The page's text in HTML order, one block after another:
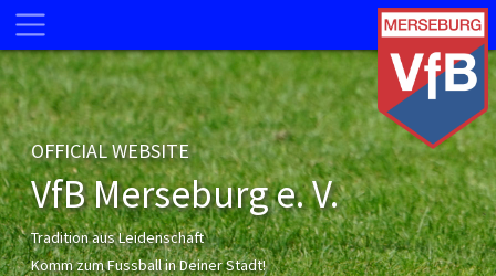
OFFICIAL WEBSITE
VfB Merseburg e. V.
Tradition aus Leidenschaft
Komm zum Fussball in Deiner Stadt!